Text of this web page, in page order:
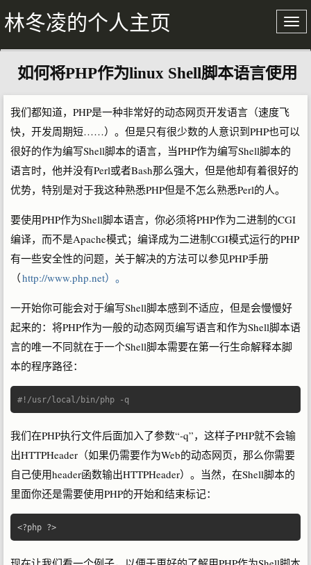
林冬凌的个人主页
关于我
文章存档
如何将PHP作为linux Shell脚本语言使用
我们都知道，PHP是一种非常好的动态网页开发语言（速度飞
快，开发周期短……）。但是只有很少数的人意识到PHP也可以
很好的作为编写Shell脚本的语言，当PHP作为编写Shell脚本的
语言时，他并没有Perl或者Bash那么强大，但是他却有着很好的
优势，特别是对于我这种熟悉PHP但是不怎么熟悉Perl的人。
要使用PHP作为Shell脚本语言，你必须将PHP作为二进制的CGI
编译，而不是Apache模式；编译成为二进制CGI模式运行的PHP
有一些安全性的问题，关于解决的方法可以参见PHP手册
（http://www.php.net）。
一开始你可能会对于编写Shell脚本感到不适应，但是会慢慢好
起来的：将PHP作为一般的动态网页编写语言和作为Shell脚本语
言的唯一不同就在于一个Shell脚本需要在第一行生命解释本脚
本的程序路径：
#!/usr/local/bin/php -q
我们在PHP执行文件后面加入了参数“-q”，这样子PHP就不会输
出HTTPHeader（如果仍需要作为Web的动态网页，那么你需要
自己使用header函数输出HTTPHeader）。当然，在Shell脚本的
里面你还是需要使用PHP的开始和结束标记：
<?php ?>